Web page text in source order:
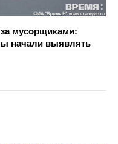
мусорщиками:
начали выявлять